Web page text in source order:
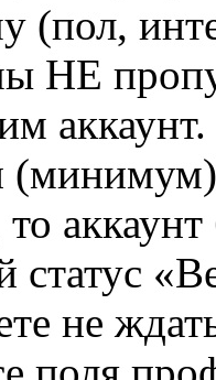
(пол,
НЕ
статус
не